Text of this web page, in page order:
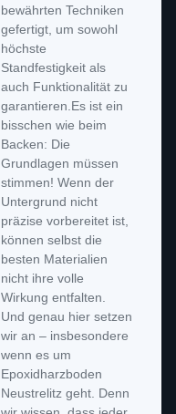
bewährten Techniken
gefertigt, um sowohl
höchste
Standfestigkeit als
auch Funktionalität zu
garantieren.Es ist ein
bisschen wie beim
Backen: Die
Grundlagen müssen
stimmen! Wenn der
Untergrund nicht
präzise vorbereitet ist,
können selbst die
besten Materialien
nicht ihre volle
Wirkung entfalten.
Und genau hier setzen
wir an – insbesondere
wenn es um
Epoxidharzboden
Neustrelitz geht. Denn